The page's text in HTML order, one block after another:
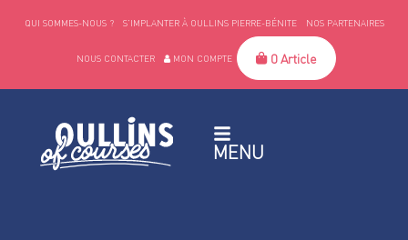
QUI SOMMES-NOUS ? S’IMPLANTER À OULLINS PIERRE-BÉNITE NOS PARTENAIRES
NOUS CONTACTER MON COMPTE 0 Article
MENU